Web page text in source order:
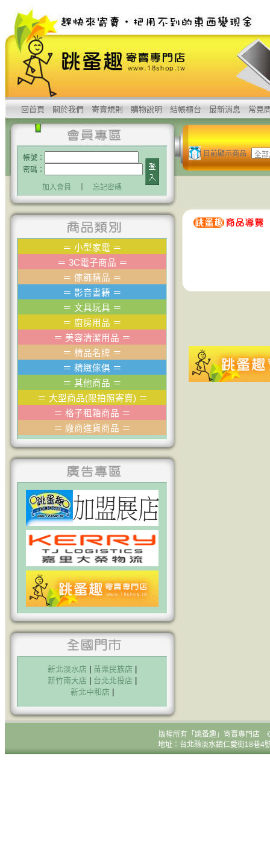
回首頁 關於我們 寄賣規則 購物說明 結帳櫃台 最新消息 常見
帳號：
密碼：
加入會員 忘記密碼
目前顯示商品
＝ 小型家電 ＝
＝ 3C電子商品 ＝
＝ 傢飾精品 ＝
＝ 影音書籍 ＝
＝ 文具玩具 ＝
＝ 廚房用品 ＝
＝ 美容清潔用品 ＝
＝ 棈品名牌 ＝
＝ 精緻傢俱 ＝
＝ 其他商品 ＝
＝ 大型商品(限拍照寄賣) ＝
＝ 格子租箱商品 ＝
＝ 廠商進貨商品 ＝
新北淡水店 苗栗民族店
新竹南大店
台北北投店
新北中和店
版權所有 「跳蚤趣」寄賣專門
地址：台北縣淡水鎮仁愛街18巷